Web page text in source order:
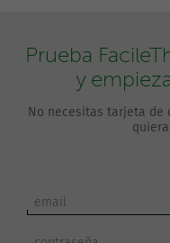
Prueba
y
No necesitas tarjeta de